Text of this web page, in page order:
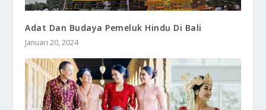
Adat Dan Budaya Pemeluk Hindu Di Bali
Januari 20, 2024